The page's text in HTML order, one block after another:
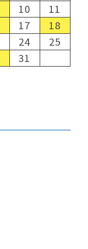
10
11
17
18
24
25
31